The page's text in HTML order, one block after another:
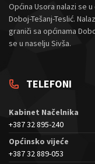
Općina Usora nalazi se
Doboj-Tešanj-Teslić.
graniči sa općinama
se u naselju Sivša.
TELEFONI
Kabinet Načelnika
+387 32 895-240
Općinsko vijeće
+387 32 889-053